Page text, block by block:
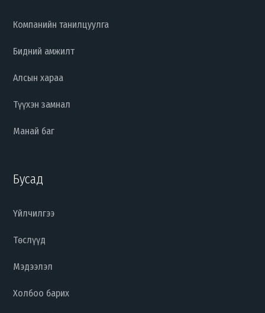
Компанийн танилцуулга
Бидний амжилт
Алсын хараа
Түүхэн замнал
Манай баг
Бусад
Үйлчилгээ
Төслүүд
Мэдээлэл
Холбоо барих